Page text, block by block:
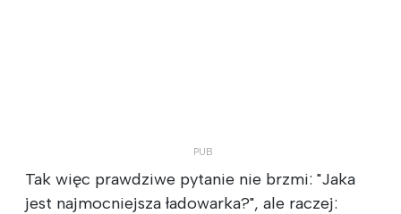
Tak więc prawdziwe pytanie nie brzmi: "Jaka
jest najmocniejsza ładowarka?", ale raczej: